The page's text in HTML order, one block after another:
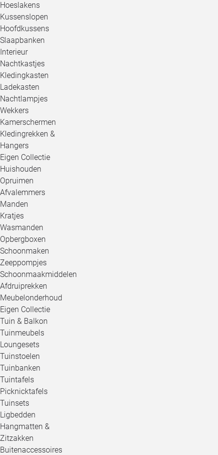
Hoeslakens
Kussenslopen
Hoofdkussens
Slaapbanken
Interieur
Nachtkastjes
Kledingkasten
Ladekasten
Nachtlampjes
Wekkers
Kamerschermen
Kledingrekken &
Hangers
Eigen Collectie
Huishouden
Opruimen
Afvalemmers
Manden
Kratjes
Wasmanden
Opbergboxen
Schoonmaken
Zeeppompjes
Schoonmaakmiddelen
Afdruiprekken
Meubelonderhoud
Eigen Collectie
Tuin & Balkon
Tuinmeubels
Loungesets
Tuinstoelen
Tuinbanken
Tuintafels
Picknicktafels
Tuinsets
Ligbedden
Hangmatten &
Zitzakken
Buitenaccessoires